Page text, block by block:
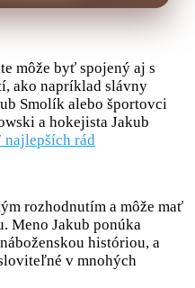
môže byť spojený aj s
ako napríklad slávny
Smolík alebo športovci
a hokejista Jakub
rád
rozhodnutím a môže mať
Meno Jakub ponúka
históriou, a
v mnohých